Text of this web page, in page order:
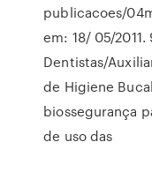
publicacoes/
em: 18/ 05/2011.
Dentistas/
de Higiene
biossegurança
de uso das